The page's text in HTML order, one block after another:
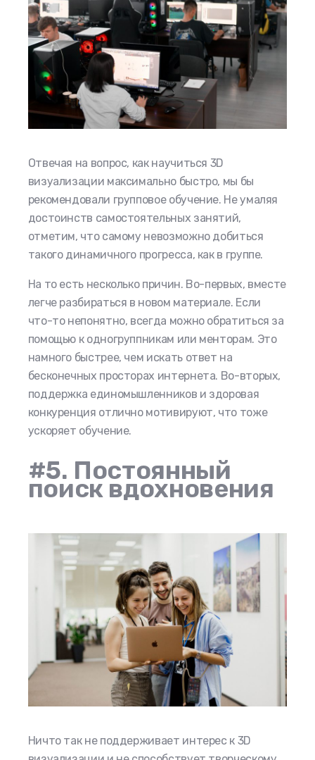
Отвечая на вопрос, как научиться 3D
визуализации максимально быстро, мы бы
рекомендовали групповое обучение. Не умаляя
достоинств самостоятельных занятий,
отметим, что самому невозможно добиться
такого динамичного прогресса, как в группе.
На то есть несколько причин. Во-первых, вместе
легче разбираться в новом материале. Если
что-то непонятно, всегда можно обратиться за
помощью к одногруппникам или менторам. Это
намного быстрее, чем искать ответ на
бесконечных просторах интернета. Во-вторых,
поддержка единомышленников и здоровая
конкуренция отлично мотивируют, что тоже
ускоряет обучение.
#5. Постоянный
поиск вдохновения
Ничто так не поддерживает интерес к 3D